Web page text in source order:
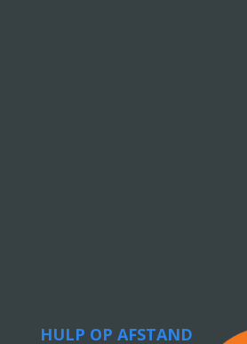
HULP OP AFSTAND